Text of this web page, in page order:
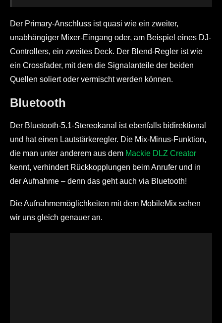
Der Primary-Anschluss ist quasi wie ein zweiter,
unabhängiger Mixer-Eingang oder, am Beispiel eines DJ-
Controllers, ein zweites Deck. Der Blend-Regler ist wie
ein Crossfader, mit dem die Signalanteile der beiden
Quellen soliert oder vermischt werden können.
Bluetooth
Der Bluetooth-5.1-Stereokanal ist ebenfalls bidirektional
und hat einen Lautstärkeregler. Die Mix-Minus-Funktion,
die man unter anderem aus dem Mackie DLZ Creator
kennt, verhindert Rückkopplungen beim Anrufer und in
der Aufnahme – denn das geht auch via Bluetooth!
Die Aufnahmemöglichkeiten mit dem MobileMix sehen
wir uns gleich genauer an.